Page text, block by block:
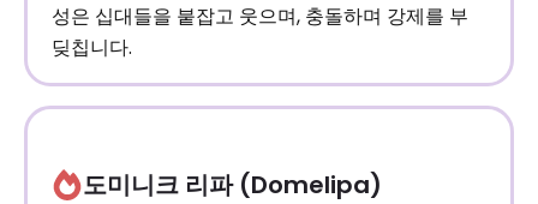
성은 십대들을 붙잡고 웃으며, 충돌하며 강제를 부
딪칩니다.
도미니크 리파 (Domelipa)